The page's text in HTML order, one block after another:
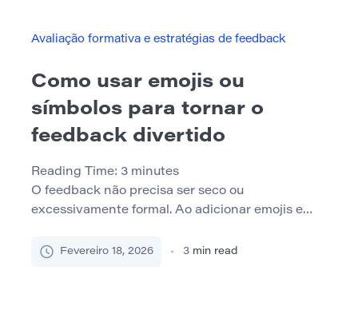
leva a realizar. O […]
Avaliação formativa e estratégias de feedback
Como usar emojis ou
símbolos para tornar o
feedback divertido
Reading Time: 3 minutes
O feedback não precisa ser seco ou
excessivamente formal. Ao adicionar emojis e
o feedback mais envolvente, expressivo e eficaz
Fevereiro 18, 2026 3 min read